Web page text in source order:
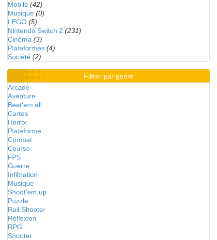
Mobile (42)
Musique (0)
LEGO (5)
Nintendo Switch 2 (231)
Cinéma (3)
Plateformes (4)
Société (2)
Filtrer par genre
Arcade
Aventure
Beat'em all
Cartes
Horror
Plateforme
Combat
Course
FPS
Guerre
Infiltration
Musique
Shoot'em up
Puzzle
Rail Shooter
Réflexion
RPG
Shooter